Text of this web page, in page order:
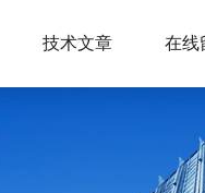
技术文章 在线